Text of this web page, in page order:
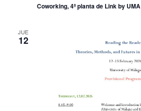
Coworking, 4ª planta de Link by UMA
JUE
12